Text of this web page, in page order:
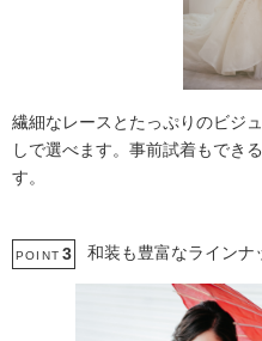
繊細なレースとたっぷりのビジ
しで選べます。事前試着もでき
す。
POINT 3 和装も豊富なラインナ